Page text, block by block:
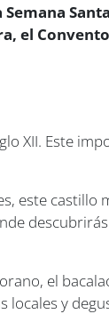
el
XII. Este
este castillo
descubrirás
el
locales y